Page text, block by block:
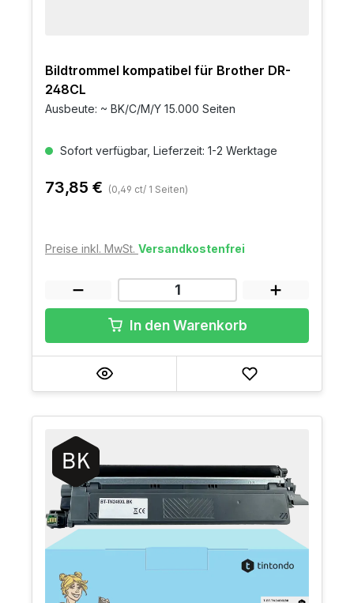
Bildtrommel kompatibel für Brother DR-
248CL
Ausbeute: ~ BK/C/M/Y 15.000 Seiten
Sofort verfügbar, Lieferzeit: 1-2 Werktage
73,85 € (0,49 ct/ 1 Seiten)
Preise inkl. MwSt. Versandkostenfrei
In den Warenkorb